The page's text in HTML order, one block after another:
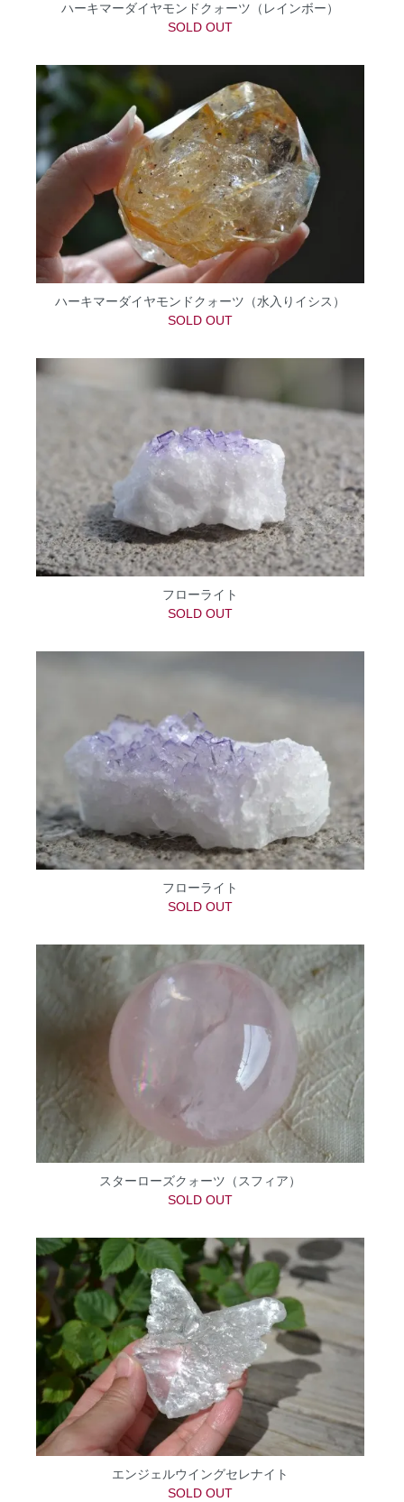
ハーキマーダイヤモンドクォーツ（レインボー）
SOLD OUT
ハーキマーダイヤモンドクォーツ（水入りイシス）
SOLD OUT
フローライト
SOLD OUT
フローライト
SOLD OUT
スターローズクォーツ（スフィア）
SOLD OUT
エンジェルウイングセレナイト
SOLD OUT